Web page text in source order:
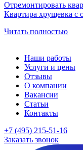
Отремонтировать
Квартира хрущевка с
Читать полностью
Наши работы
Услуги и цены
Отзывы
О компании
Вакансии
Статьи
Контакты
+7 (495) 215-51-16
Заказать звонок